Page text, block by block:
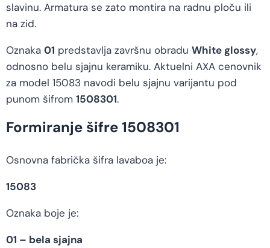
slavinu. Armatura se zato montira na radnu ploču ili
na zid.
Oznaka 01 predstavlja završnu obradu White glossy,
odnosno belu sjajnu keramiku. Aktuelni AXA cenovnik
za model 15083 navodi belu sjajnu varijantu pod
punom šifrom 1508301.
Formiranje šifre 1508301
Osnovna fabrička šifra lavaboa je:
15083
Oznaka boje je:
01 – bela sjajna